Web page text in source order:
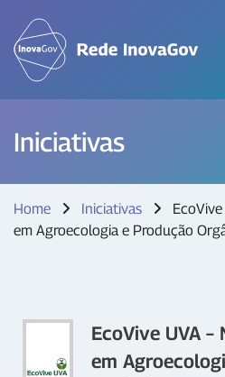
Iniciativas
Home Iniciativas
em Agroecologia e Produção
EcoVive UVA
em